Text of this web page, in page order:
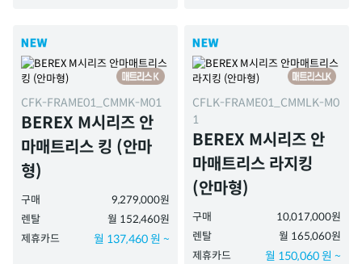
CFK-FRAME01_CMMK-M01
BEREX M시리즈 안
마매트리스 킹 (안마
형)
구매
9,279,000원
렌탈
월 152,460원
제휴카드
월 137,460 원 ~
CFLK-FRAME01_CMMLK-M0
1
BEREX M시리즈 안
마매트리스 라지킹
(안마형)
구매
10,017,000원
렌탈
월 165,060원
제휴카드
월 150,060 원 ~